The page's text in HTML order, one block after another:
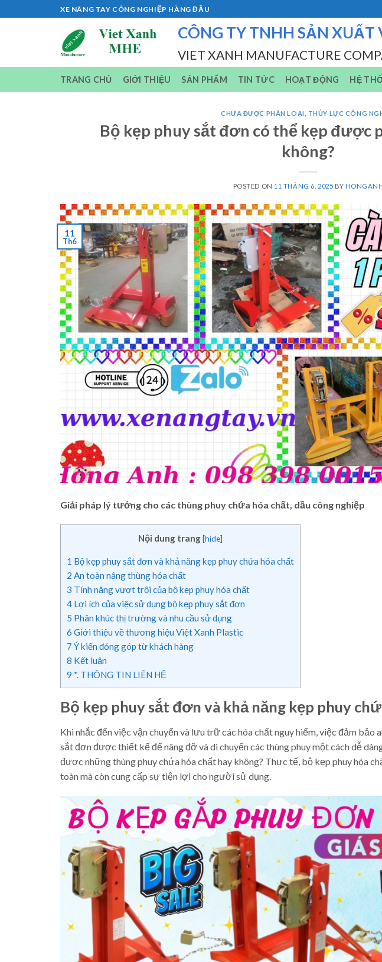
to
XE NÂNG TAY CÔNG NGHIỆP HÀNG ĐẦU
CÔNG TY TNHH SẢN XUẤT
VIET XANH MANUFACTURE
TRANG CHỦ GIỚI THIỆU SẢN PHẨM TIN TỨC HOẠT ĐỘNG HỆ
CHƯA ĐƯỢC PHÂN LOẠI THỦY LỰC CÔNG
Bộ kẹp phuy sắt đơn có thể kẹp được
không?
POSTED ON 11 THÁNG 6, 2025 BYHONGANH
11
Th6
Giải pháp lý tưởng cho các thùng phuy chứa hóa chất, dầu công nghiệp
Nội dung trang[hide]
1 Bộ kẹp phuy sắt đơn và khả năng kẹp phuy chứa hóa chất
2 An toàn nâng thùng hóa chất
3 Tính năng vượt trội của bộ kẹp phuy hóa chất
4 Lợi ích của việc sử dụng bộ kẹp phuy sắt đơn
5 Phân khúc thị trường và nhu cầu sử dụng
6 Giới thiệu về thương hiệu Việt Xanh Plastic
7 Ý kiến đóng góp từ khách hàng
8 Kết luận
9 *. THÔNG TIN LIÊN HỆ
Bộ kẹp phuy sắt đơn và khả năng kẹp phuy
Khi nhắc đến việc vận chuyển và lưu trữ các hóa chất nguy hiểm, việc đảm bảo
sắt đơn được thiết kế để nâng đỡ và di chuyển các thùng phuy một cách dễ
được những thùng phuy chứa hóa chất hay không? Thực tế, bộ kẹp phuy hóa
toàn mà còn cung cấp sự tiện lợi cho người sử dụng.